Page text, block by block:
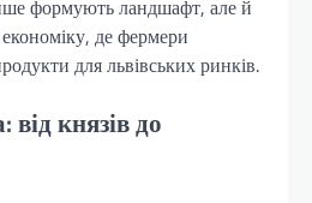
формують ландшафт, але й
де фермери
для львівських ринків.
від князів до